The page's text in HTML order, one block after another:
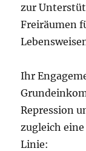
zur
Freiräumen
Ihr
Repression
zugleich
Linie: